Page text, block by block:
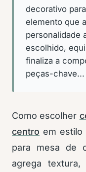
decorativo
elemento que
personalidade
escolhido,
finaliza a
peças-chave...
Como escolher
centro em estilo
para mesa de
agrega